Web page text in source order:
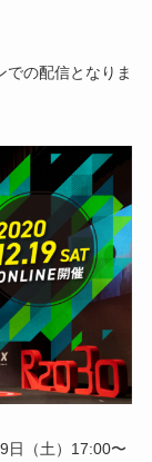
の配信となりま
日（土）17:00〜